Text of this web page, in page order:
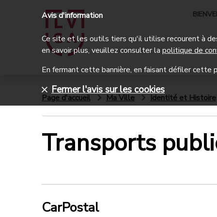
Page d'accueil Ma Ville Identité et Histoire
Transports
CarPostal
Avis d'information
Ce site et les outils tiers qu'il utilise recourent à
en savoir plus, veuillez consulter la politique de
En fermant cette bannière, en faisant défiler cette
Fermer l'avis sur les cookies